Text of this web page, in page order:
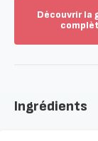
Découvrir la
gamme
Ingrédients